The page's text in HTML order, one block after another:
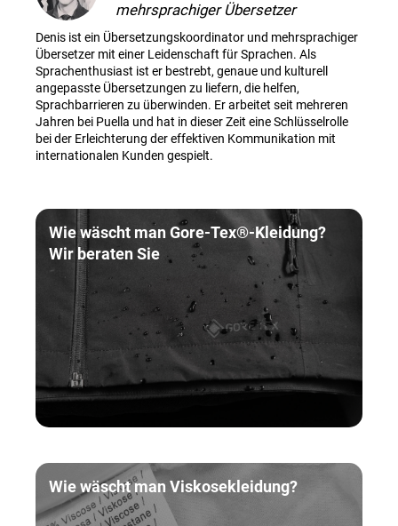
mehrsprachiger Übersetzer
Denis ist ein Übersetzungskoordinator und mehrsprachiger
Übersetzer mit einer Leidenschaft für Sprachen. Als
Sprachenthusiast ist er bestrebt, genaue und kulturell
angepasste Übersetzungen zu liefern, die helfen,
Sprachbarrieren zu überwinden. Er arbeitet seit mehreren
Jahren bei Puella und hat in dieser Zeit eine Schlüsselrolle
bei der Erleichterung der effektiven Kommunikation mit
internationalen Kunden gespielt.
Wie wäscht man Gore-Tex®-Kleidung?
Wir beraten Sie
Wie wäscht man Viskosekleidung?